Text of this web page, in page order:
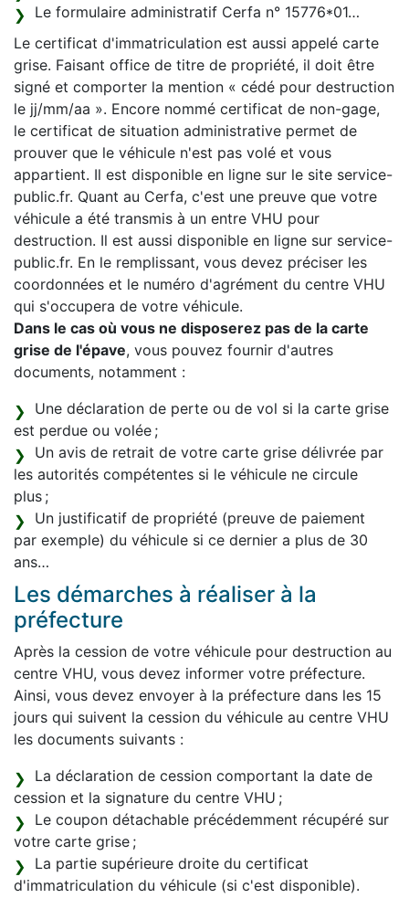
Le formulaire administratif Cerfa n° 15776*01…
Le certificat d'immatriculation est aussi appelé carte
grise. Faisant office de titre de propriété, il doit être
signé et comporter la mention « cédé pour destruction
le jj/mm/aa ». Encore nommé certificat de non-gage,
le certificat de situation administrative permet de
prouver que le véhicule n'est pas volé et vous
appartient. Il est disponible en ligne sur le site service-
public.fr. Quant au Cerfa, c'est une preuve que votre
véhicule a été transmis à un entre VHU pour
destruction. Il est aussi disponible en ligne sur service-
public.fr. En le remplissant, vous devez préciser les
coordonnées et le numéro d'agrément du centre VHU
qui s'occupera de votre véhicule.
Dans le cas où vous ne disposerez pas de la carte
grise de l'épave, vous pouvez fournir d'autres
documents, notamment :
Une déclaration de perte ou de vol si la carte grise
est perdue ou volée ;
Un avis de retrait de votre carte grise délivrée par
les autorités compétentes si le véhicule ne circule
plus ;
Un justificatif de propriété (preuve de paiement
par exemple) du véhicule si ce dernier a plus de 30
ans…
Les démarches à réaliser à la
préfecture
Après la cession de votre véhicule pour destruction au
centre VHU, vous devez informer votre préfecture.
Ainsi, vous devez envoyer à la préfecture dans les 15
jours qui suivent la cession du véhicule au centre VHU
les documents suivants :
La déclaration de cession comportant la date de
cession et la signature du centre VHU ;
Le coupon détachable précédemment récupéré sur
votre carte grise ;
La partie supérieure droite du certificat
d'immatriculation du véhicule (si c'est disponible).